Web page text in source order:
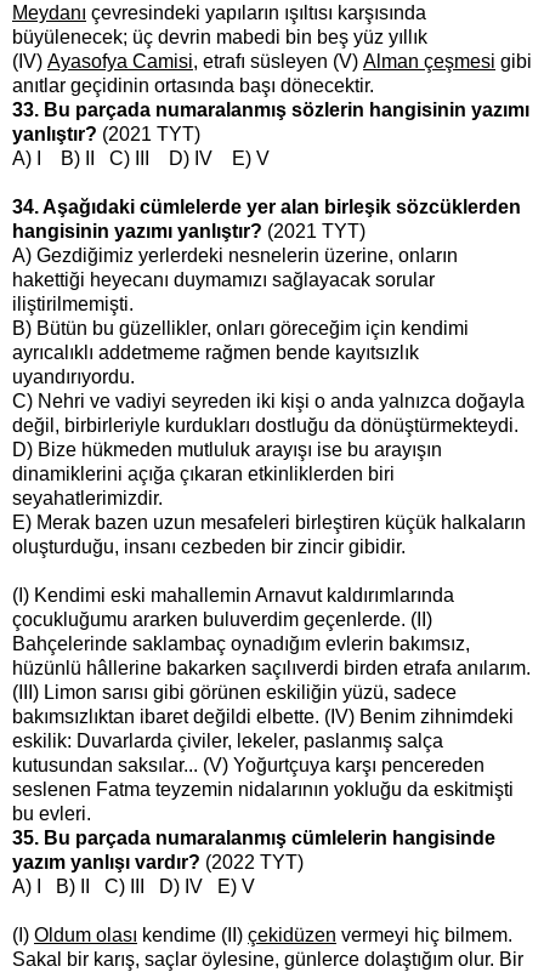
Meydanı çevresindeki yapıların ışıltısı karşısında
büyülenecek; üç devrin mabedi bin beş yüz yıllık
(IV) Ayasofya Camisi, etrafı süsleyen (V) Alman çeşmesi gibi
anıtlar geçidinin ortasında başı dönecektir.
33. Bu parçada numaralanmış sözlerin hangisinin yazımı
yanlıştır? (2021 TYT)
A) I B) II C) III D) IV E) V
34. Aşağıdaki cümlelerde yer alan birleşik sözcüklerden
hangisinin yazımı yanlıştır? (2021 TYT)
A) Gezdiğimiz yerlerdeki nesnelerin üzerine, onların
hakettiği heyecanı duymamızı sağlayacak sorular
iliştirilmemişti.
B) Bütün bu güzellikler, onları göreceğim için kendimi
ayrıcalıklı addetmeme rağmen bende kayıtsızlık
uyandırıyordu.
C) Nehri ve vadiyi seyreden iki kişi o anda yalnızca doğayla
değil, birbirleriyle kurdukları dostluğu da dönüştürmekteydi.
D) Bize hükmeden mutluluk arayışı ise bu arayışın
dinamiklerini açığa çıkaran etkinliklerden biri
seyahatlerimizdir.
E) Merak bazen uzun mesafeleri birleştiren küçük halkaların
oluşturduğu, insanı cezbeden bir zincir gibidir.
(I) Kendimi eski mahallemin Arnavut kaldırımlarında
çocukluğumu ararken buluverdim geçenlerde. (II)
Bahçelerinde saklambaç oynadığım evlerin bakımsız,
hüzünlü hâllerine bakarken saçılıverdi birden etrafa anılarım.
(III) Limon sarısı gibi görünen eskiliğin yüzü, sadece
bakımsızlıktan ibaret değildi elbette. (IV) Benim zihnimdeki
eskilik: Duvarlarda çiviler, lekeler, paslanmış salça
kutusundan saksılar... (V) Yoğurtçuya karşı pencereden
seslenen Fatma teyzemin nidalarının yokluğu da eskitmişti
bu evleri.
35. Bu parçada numaralanmış cümlelerin hangisinde
yazım yanlışı vardır? (2022 TYT)
A) I B) II C) III D) IV E) V
(I) Oldum olası kendime (II) çekidüzen vermeyi hiç bilmem.
Sakal bir karış, saçlar öylesine, günlerce dolaştığım olur. Bir